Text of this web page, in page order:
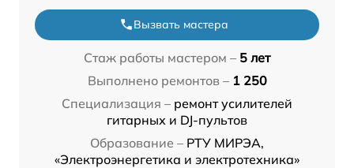
Вызвать мастера
Стаж работы мастером – 5 лет
Выполнено ремонтов – 1 250
Специализация – ремонт усилителей
гитарных и DJ-пультов
Образование – РТУ МИРЭА,
«Электроэнергетика и электротехника»